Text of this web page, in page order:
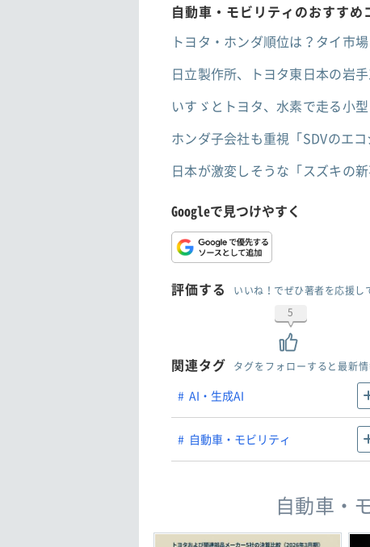
自動車・モビリティのおすすめ
トヨタ・ホンダ順位は？タイ市
日立製作所、トヨタ東日本の岩
いすゞとトヨタ、水素で走る小
ホンダ子会社も重視「SDVのエ
日本が激変しそうな「スズキの
Googleで見つけやすく
評価する
いいね！でぜひ著者を応援し
5
関連タグ タグをフォローすると最新
AI・生成AI
自動車・モビリティ
自動車・